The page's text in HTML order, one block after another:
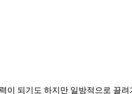
되기도 하지만 일방적으로 끌려